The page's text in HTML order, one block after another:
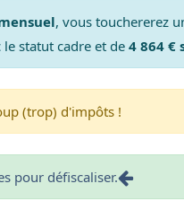
, vous touchererez
statut cadre et de 4 864 €
(trop) d'impôts !
pour défiscaliser.